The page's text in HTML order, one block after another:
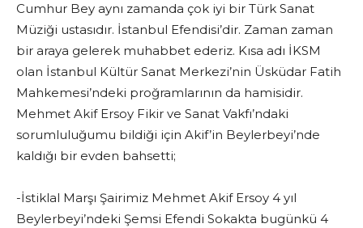
Cumhur Bey aynı zamanda çok iyi bir Türk Sanat
Müziği ustasıdır. İstanbul Efendisi’dir. Zaman zaman
bir araya gelerek muhabbet ederiz. Kısa adı İKSM
olan İstanbul Kültür Sanat Merkezi’nin Üsküdar Fatih
Mahkemesi’ndeki proğramlarının da hamisidir.
Mehmet Akif Ersoy Fikir ve Sanat Vakfı’ndaki
sorumluluğumu bildiği için Akif’in Beylerbeyi’nde
kaldığı bir evden bahsetti;
-İstiklal Marşı Şairimiz Mehmet Akif Ersoy 4 yıl
Beylerbeyi’ndeki Şemsi Efendi Sokakta bugünkü 4